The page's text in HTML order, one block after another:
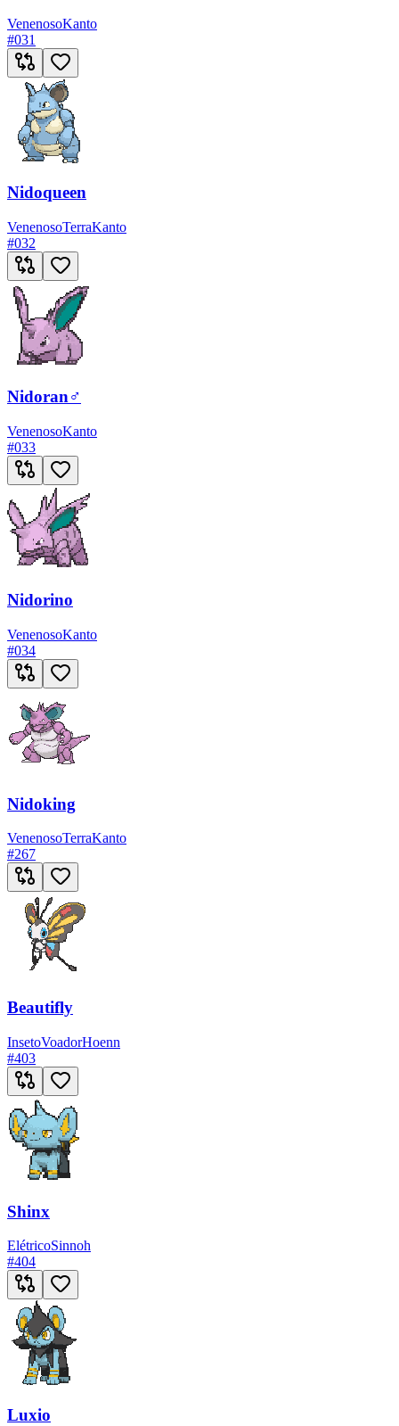
VenenosoKanto
#031
Nidoqueen
VenenosoTerraKanto
#032
Nidoran♂
VenenosoKanto
#033
Nidorino
VenenosoKanto
#034
Nidoking
VenenosoTerraKanto
#267
Beautifly
InsetoVoadorHoenn
#403
Shinx
ElétricoSinnoh
#404
Luxio